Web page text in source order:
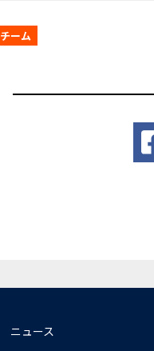
チーム
ニュース